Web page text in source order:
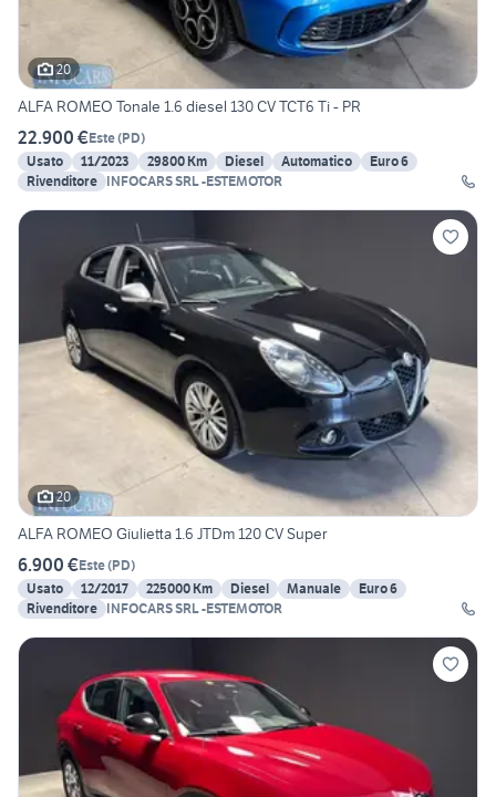
20
ALFA ROMEO Tonale 1.6 diesel 130 CV TCT6 Ti - PR
22.900 €Este(PD)
Usato
11/2023 29800 Km Diesel Automatico
Euro 6
Rivenditore INFOCARS SRL -ESTEMOTOR
20
ALFA ROMEO Giulietta 1.6 JTDm 120 CV Super
6.900 €Este(PD)
Usato
12/2017 225000 Km Diesel Manuale
Euro 6
Rivenditore INFOCARS SRL -ESTEMOTOR